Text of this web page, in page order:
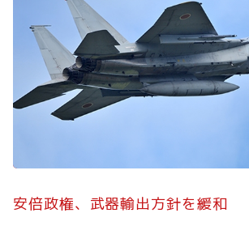
安倍政権、武器輸出方針を緩和